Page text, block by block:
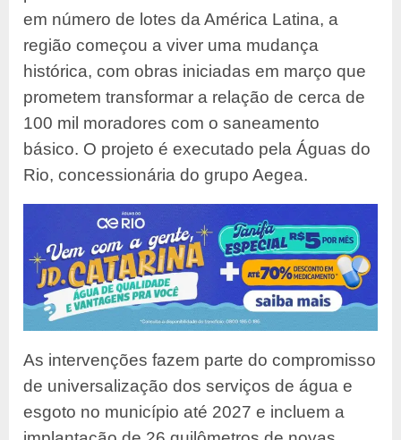
em número de lotes da América Latina, a
região começou a viver uma mudança
histórica, com obras iniciadas em março que
prometem transformar a relação de cerca de
100 mil moradores com o saneamento
básico. O projeto é executado pela Águas do
Rio, concessionária do grupo Aegea.
As intervenções fazem parte do compromisso
de universalização dos serviços de água e
esgoto no município até 2027 e incluem a